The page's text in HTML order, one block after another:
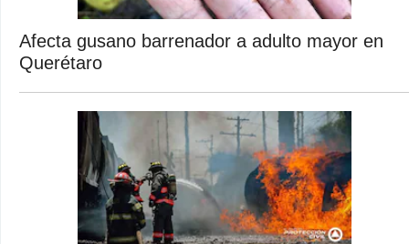
Afecta gusano barrenador a adulto mayor en
Querétaro